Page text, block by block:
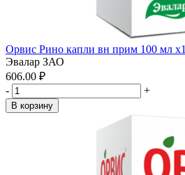
Орвис Рино капли вн прим 100 мл x1
Эвалар ЗАО
606.00 ₽
-
+
В корзину